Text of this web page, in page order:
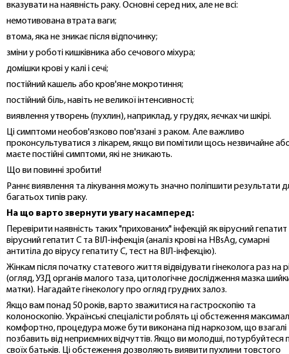
вказувати на наявність раку. Основні серед них, але не всі:
немотивована втрата ваги;
втома, яка не зникає після відпочинку;
зміни у роботі кишківника або сечового міхура;
домішки крові у калі і сечі;
постійний кашель або кров'яне мокротиння;
постійний біль, навіть не великої інтенсивності;
виявлення утворень (пухлин), наприклад, у грудях, яєчках чи шкірі.
Ці симптоми необов'язково пов'язані з раком. Але важливо
проконсультуватися з лікарем, якщо ви помітили щось незвичайне
маєте постійні симптоми, які не зникають.
Що ви повинні зробити!
Раннє виявлення та лікування можуть значно поліпшити результати
багатьох типів раку.
На що варто звернути увагу насамперед:
Перевірити наявність таких "прихованих" інфекцій як вірусний гепатит
вірусний гепатит C та ВІЛ-інфекція (аналіз крові на HBsAg, сумарні
антитіла до вірусу гепатиту С, тест на ВІЛ-інфекцію).
Жінкам після початку статевого життя відвідувати гінеколога раз на
(огляд, УЗД органів малого таза, цитологічне дослідження мазка
матки). Нагадайте гінекологу про огляд грудних залоз.
Якщо вам понад 50 років, варто зважитися на гастроскопію та
колоноскопію. Українські спеціалісти роблять ці обстеження
комфортно, процедура може бути виконана під наркозом, що взагалі
позбавить від неприємних відчуттів. Якщо ви молодші, потурбуйтеся
своїх батьків. Ці обстеження дозволяють виявити пухлини товстого